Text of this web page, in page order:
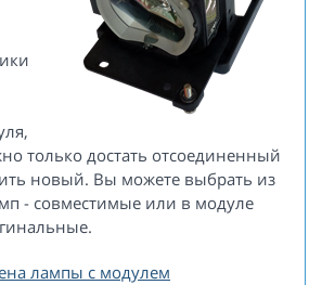
только достать отсоединенный
новый. Вы можете выбрать из
- совместимые или в модуле
лампы с модулем